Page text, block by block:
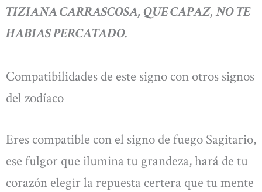
TIZIANA CARRASCOSA, QUE CAPAZ, NO TE
HABIAS PERCATADO.
Compatibilidades de este signo con otros signos
del zodíaco
Eres compatible con el signo de fuego Sagitario,
ese fulgor que ilumina tu grandeza, hará de tu
corazón elegir la repuesta certera que tu mente